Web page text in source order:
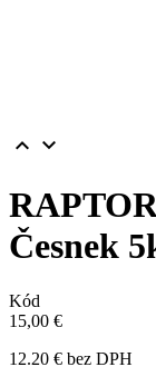
 
Česnek
Kód
15,00 €
12.20 € bez DPH